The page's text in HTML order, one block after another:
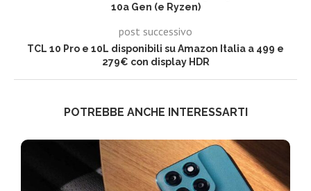
10a Gen (e Ryzen)
post successivo
TCL 10 Pro e 10L disponibili su Amazon Italia a 499 e
279€ con display HDR
POTREBBE ANCHE INTERESSARTI